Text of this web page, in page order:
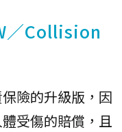
／Collision
險的升級版，因
受傷的賠償，且